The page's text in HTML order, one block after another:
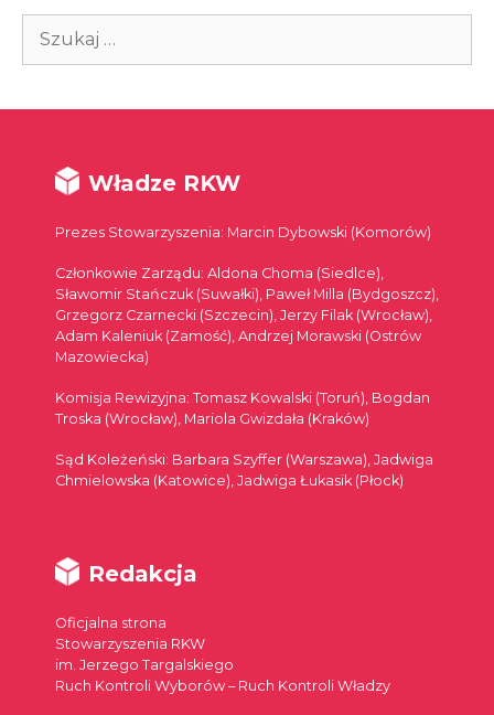
Szukaj:
Władze RKW
Prezes Stowarzyszenia: Marcin Dybowski (Komorów)
Członkowie Zarządu: Aldona Choma (Siedlce),
Sławomir Stańczuk (Suwałki), Paweł Milla (Bydgoszcz),
Grzegorz Czarnecki (Szczecin), Jerzy Filak (Wrocław),
Adam Kaleniuk (Zamość), Andrzej Morawski (Ostrów
Mazowiecka)
Komisja Rewizyjna: Tomasz Kowalski (Toruń), Bogdan
Troska (Wrocław), Mariola Gwizdała (Kraków)
Sąd Koleżeński: Barbara Szyffer (Warszawa), Jadwiga
Chmielowska (Katowice), Jadwiga Łukasik (Płock)
Redakcja
Oficjalna strona
Stowarzyszenia RKW
im. Jerzego Targalskiego
Ruch Kontroli Wyborów – Ruch Kontroli Władzy